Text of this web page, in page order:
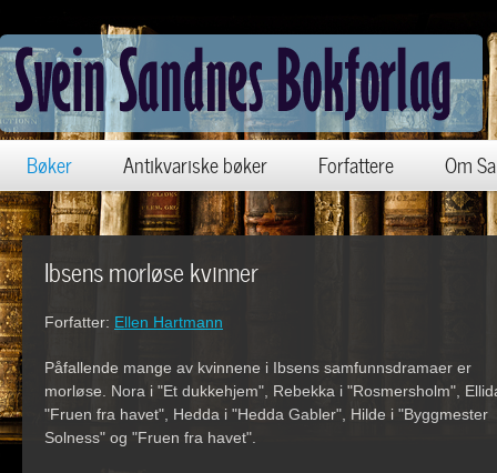
Bøker Antikvariske bøker Forfattere Om
Ibsens morløse kvinner
Forfatter: Ellen Hartmann
Påfallende mange av kvinnene i Ibsens samfunnsdramaer er
morløse. Nora i "Et dukkehjem", Rebekka i "Rosmersholm",
"Fruen fra havet", Hedda i "Hedda Gabler", Hilde i "Byggmester
Solness" og "Fruen fra havet".